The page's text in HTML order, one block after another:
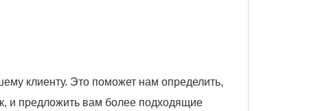
клиенту. Это поможет нам определить,
и предложить вам более подходящие